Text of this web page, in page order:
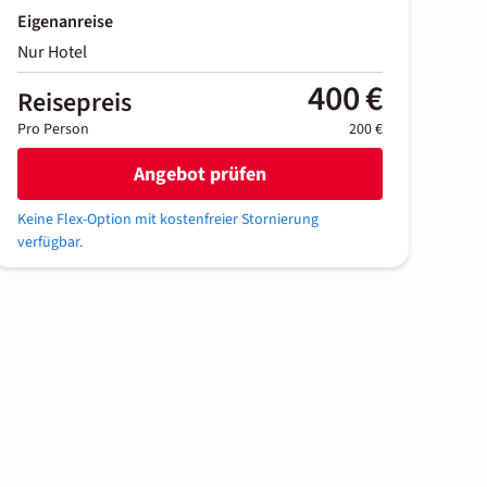
Eigenanreise
Nur Hotel
Reisepreis 400 €
Pro Person 200 €
Angebot prüfen
Keine Flex-Option mit kostenfreier Stornierung
verfügbar.